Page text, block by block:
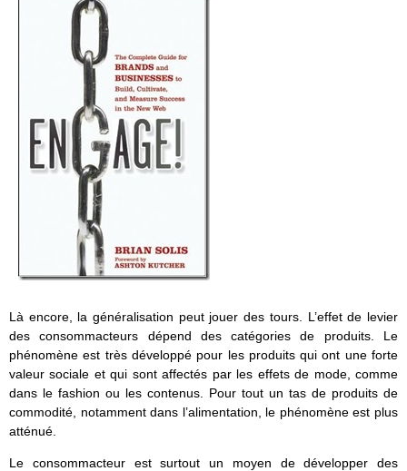
Là encore, la généralisation peut jouer des tours. L’effet de levier
des consommacteurs dépend des catégories de produits. Le
phénomène est très développé pour les produits qui ont une forte
valeur sociale et qui sont affectés par les effets de mode, comme
dans le fashion ou les contenus. Pour tout un tas de produits de
commodité, notamment dans l’alimentation, le phénomène est plus
atténué.
Le consommacteur est surtout un moyen de développer des